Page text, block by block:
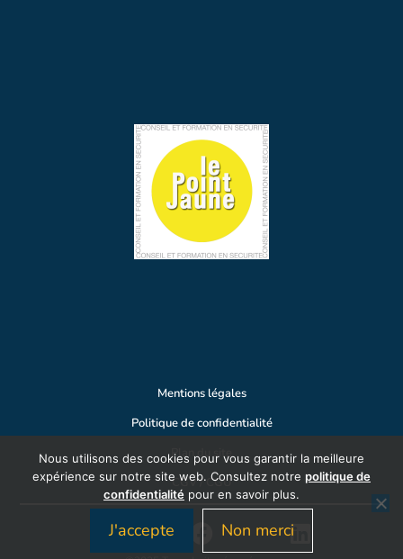
Mentions légales
Politique de confidentialité
Plan du site
CGV / CGU
Nous utilisons des cookies pour vous garantir la meilleure
expérience sur notre site web. Consultez notre politique de
confidentialité pour en savoir plus.
J'accepte Non merci